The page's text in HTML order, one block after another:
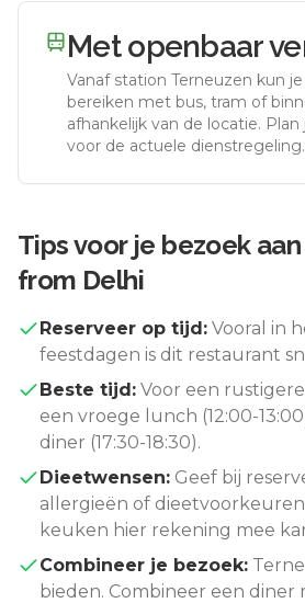
Met openbaar
Vanaf station Terneuzen kun
bereiken met bus, tram of
afhankelijk van de locatie. Plan
voor de actuele dienstregeling.
Tips voor je bezoek aan
from Delhi
Reserveer op tijd: Vooral in
feestdagen is dit restaurant
Beste tijd: Voor een
een vroege lunch (12:00-
diner (17:30-18:30).
Dieetwensen: Geef bij
allergieën of
keuken hier rekening mee
Combineer je bezoek:
bieden. Combineer een diner